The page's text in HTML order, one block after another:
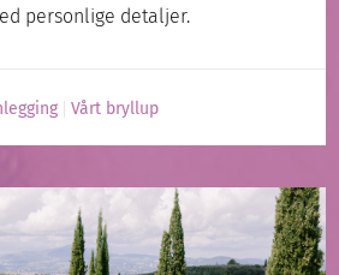
personlige detaljer.
Vårt bryllup